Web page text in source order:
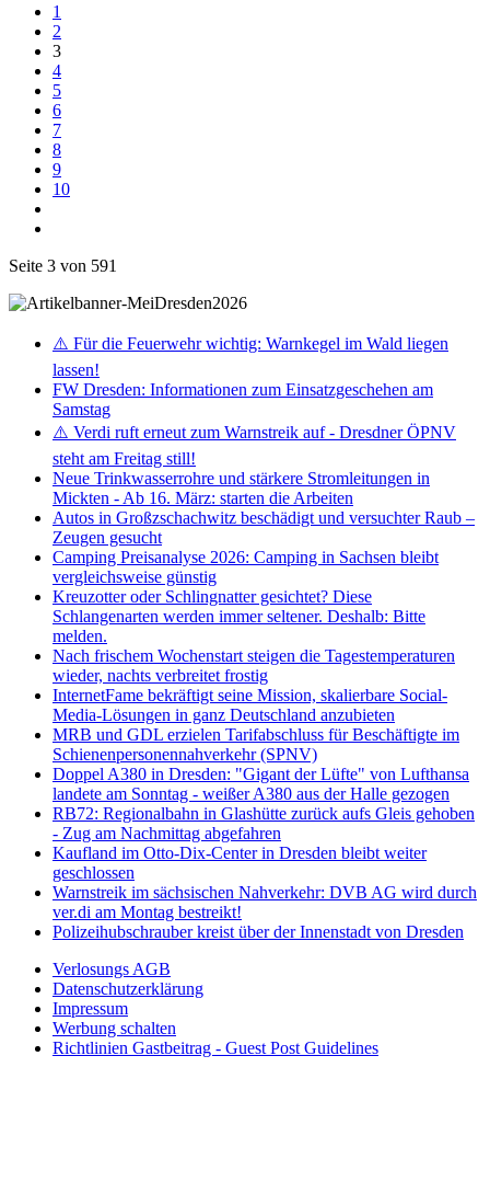
1
2
3
4
5
6
7
8
9
10
Seite 3 von 591
⚠️ Für die Feuerwehr wichtig: Warnkegel im Wald liegen
lassen!
FW Dresden: Informationen zum Einsatzgeschehen am
Samstag
⚠️ Verdi ruft erneut zum Warnstreik auf - Dresdner ÖPNV
steht am Freitag still!
Neue Trinkwasserrohre und stärkere Stromleitungen in
Mickten - Ab 16. März: starten die Arbeiten
Autos in Großzschachwitz beschädigt und versuchter Raub –
Zeugen gesucht
Camping Preisanalyse 2026: Camping in Sachsen bleibt
vergleichsweise günstig
Kreuzotter oder Schlingnatter gesichtet? Diese
Schlangenarten werden immer seltener. Deshalb: Bitte
melden.
Nach frischem Wochenstart steigen die Tagestemperaturen
wieder, nachts verbreitet frostig
InternetFame bekräftigt seine Mission, skalierbare Social-
Media-Lösungen in ganz Deutschland anzubieten
MRB und GDL erzielen Tarifabschluss für Beschäftigte im
Schienenpersonennahverkehr (SPNV)
Doppel A380 in Dresden: "Gigant der Lüfte" von Lufthansa
landete am Sonntag - weißer A380 aus der Halle gezogen
RB72: Regionalbahn in Glashütte zurück aufs Gleis gehoben
- Zug am Nachmittag abgefahren
Kaufland im Otto-Dix-Center in Dresden bleibt weiter
geschlossen
Warnstreik im sächsischen Nahverkehr: DVB AG wird durch
ver.di am Montag bestreikt!
Polizeihubschrauber kreist über der Innenstadt von Dresden
Verlosungs AGB
Datenschutzerklärung
Impressum
Werbung schalten
Richtlinien Gastbeitrag - Guest Post Guidelines